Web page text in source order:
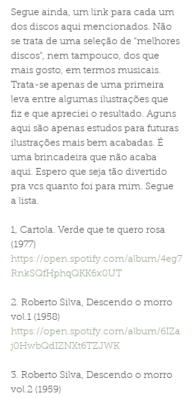
Segue ainda, um link para cada um
dos discos aqui mencionados. Não
se trata de uma seleção de "melhores
discos", nem tampouco, dos que
mais gosto, em termos musicais.
Trata-se apenas de uma primeira
leva entre algumas ilustrações que
fiz e que apreciei o resultado. Aguns
aqui são apenas estudos para futuras
ilustrações mais bem acabadas. É
uma brincadeira que não acaba
aqui. Espero que seja tão divertido
pra vcs quanto foi para mim. Segue
a lista.
1, Cartola. Verde que te quero rosa
(1977)
https://open.spotify.com/album/4eg7
RnkSQfHphqQKK6x0UT
2. Roberto Silva, Descendo o morro
vol.1 (1958)
https://open.spotify.com/album/6IZa
j0HwbQdIZNXt6TZJWK
3. Roberto Silva, Descendo o morro
vol.2 (1959)